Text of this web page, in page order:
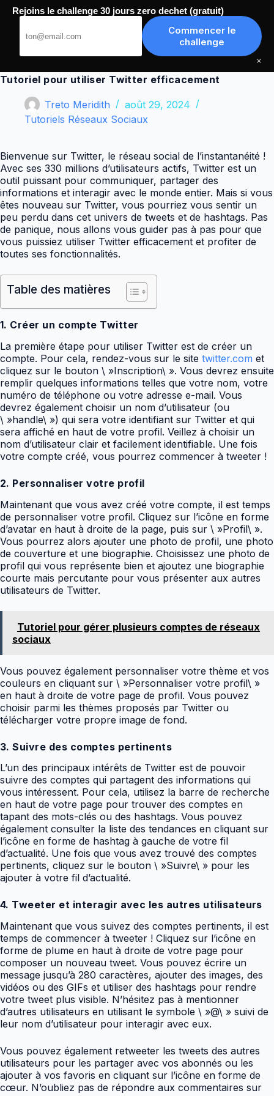
Passer
Tutoriel pour utiliser Twitter efficacement
Treto Meridith
août 29, 2024
Tutoriels Réseaux Sociaux
Bienvenue sur Twitter, le réseau social de l’instantanéité !
Avec ses 330 millions d’utilisateurs actifs, Twitter est un
outil puissant pour communiquer, partager des
informations et interagir avec le monde entier. Mais si vous
êtes nouveau sur Twitter, vous pourriez vous sentir un
peu perdu dans cet univers de tweets et de hashtags. Pas
de panique, nous allons vous guider pas à pas pour que
vous puissiez utiliser Twitter efficacement et profiter de
toutes ses fonctionnalités.
Table des matières
1. Créer un compte Twitter
La première étape pour utiliser Twitter est de créer un
compte. Pour cela, rendez-vous sur le site twitter.com et
cliquez sur le bouton \ »Inscription\ ». Vous devrez ensuite
remplir quelques informations telles que votre nom, votre
numéro de téléphone ou votre adresse e-mail. Vous
devrez également choisir un nom d’utilisateur (ou
\ »handle\ ») qui sera votre identifiant sur Twitter et qui
sera affiché en haut de votre profil. Veillez à choisir un
nom d’utilisateur clair et facilement identifiable. Une fois
votre compte créé, vous pourrez commencer à tweeter !
2. Personnaliser votre profil
Maintenant que vous avez créé votre compte, il est temps
de personnaliser votre profil. Cliquez sur l’icône en forme
d’avatar en haut à droite de la page, puis sur \ »Profil\ ».
Vous pourrez alors ajouter une photo de profil, une photo
de couverture et une biographie. Choisissez une photo de
profil qui vous représente bien et ajoutez une biographie
courte mais percutante pour vous présenter aux autres
utilisateurs de Twitter.
Tutoriel pour gérer plusieurs comptes de réseaux
sociaux
Vous pouvez également personnaliser votre thème et vos
couleurs en cliquant sur \ »Personnaliser votre profil\ »
en haut à droite de votre page de profil. Vous pouvez
choisir parmi les thèmes proposés par Twitter ou
télécharger votre propre image de fond.
3. Suivre des comptes pertinents
L’un des principaux intérêts de Twitter est de pouvoir
suivre des comptes qui partagent des informations qui
vous intéressent. Pour cela, utilisez la barre de recherche
en haut de votre page pour trouver des comptes en
tapant des mots-clés ou des hashtags. Vous pouvez
également consulter la liste des tendances en cliquant sur
l’icône en forme de hashtag à gauche de votre fil
d’actualité. Une fois que vous avez trouvé des comptes
pertinents, cliquez sur le bouton \ »Suivre\ » pour les
ajouter à votre fil d’actualité.
4. Tweeter et interagir avec les autres utilisateurs
Maintenant que vous suivez des comptes pertinents, il est
temps de commencer à tweeter ! Cliquez sur l’icône en
forme de plume en haut à droite de votre page pour
composer un nouveau tweet. Vous pouvez écrire un
message jusqu’à 280 caractères, ajouter des images, des
vidéos ou des GIFs et utiliser des hashtags pour rendre
votre tweet plus visible. N’hésitez pas à mentionner
d’autres utilisateurs en utilisant le symbole \ »@\ » suivi de
leur nom d’utilisateur pour interagir avec eux.
Vous pouvez également retweeter les tweets des autres
utilisateurs pour les partager avec vos abonnés ou les
ajouter à vos favoris en cliquant sur l’icône en forme de
cœur. N’oubliez pas de répondre aux commentaires sur
Rejoins le challenge 30 jours zero dechet (gratuit)
Commencer le
challenge
×